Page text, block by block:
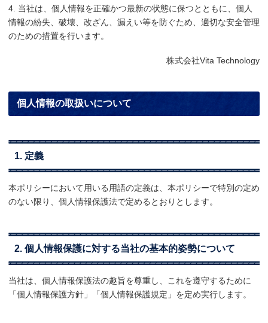
4. 当社は、個人情報を正確かつ最新の状態に保つとともに、個人
情報の紛失、破壊、改ざん、漏えい等を防ぐため、適切な安全管理
のための措置を行います。
株式会社Vita Technology
個人情報の取扱いについて
1. 定義
本ポリシーにおいて用いる用語の定義は、本ポリシーで特別の定め
のない限り、個人情報保護法で定めるとおりとします。
2. 個人情報保護に対する当社の基本的姿勢について
当社は、個人情報保護法の趣旨を尊重し、これを遵守するために
「個人情報保護方針」「個人情報保護規定」を定め実行します。